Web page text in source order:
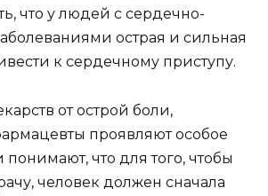
что у людей с сердечно-
острая и сильная
к сердечному приступу.
от острой боли,
проявляют особое
что для того, чтобы
человек должен сначала